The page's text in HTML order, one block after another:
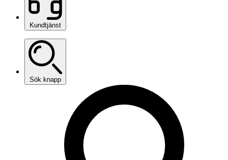
Kundtjänst
Sök knapp